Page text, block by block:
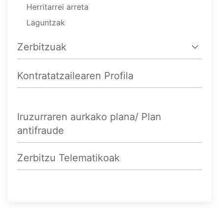
Herritarrei arreta
Laguntzak
Zerbitzuak
Kontratatzailearen Profila
Iruzurraren aurkako plana/ Plan
antifraude
Zerbitzu Telematikoak